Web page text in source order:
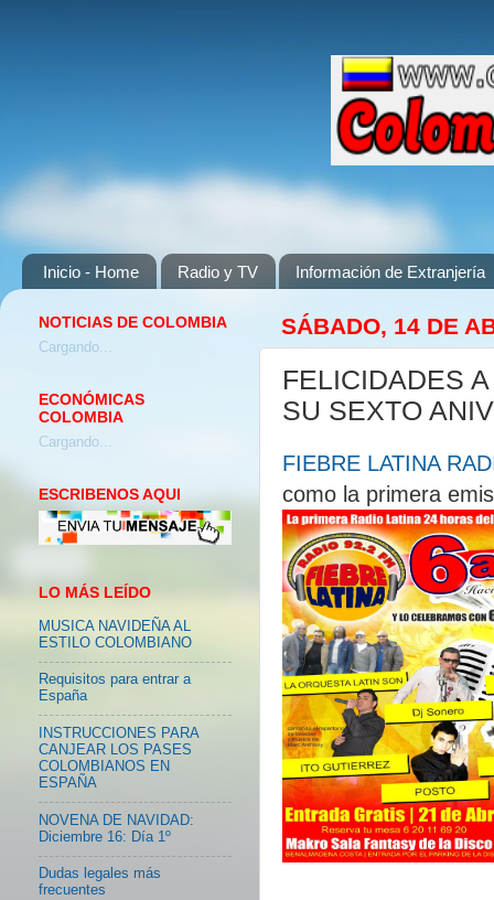
Inicio - Home Radio y TV Información de Extranjería
SÁBADO, 14 DE
FELICIDADES
SU SEXTO
FIEBRE LATINA
como la primera
NOTICIAS DE COLOMBIA
Cargando...
ECONÓMICAS
COLOMBIA
Cargando...
ESCRIBENOS AQUI
LO MÁS LEÍDO
MUSICA NAVIDEÑA AL
ESTILO COLOMBIANO
Requisitos para entrar a
España
INSTRUCCIONES PARA
CANJEAR LOS PASES
COLOMBIANOS EN
ESPAÑA
NOVENA DE NAVIDAD:
Diciembre 16: Día 1º
Dudas legales más
frecuentes